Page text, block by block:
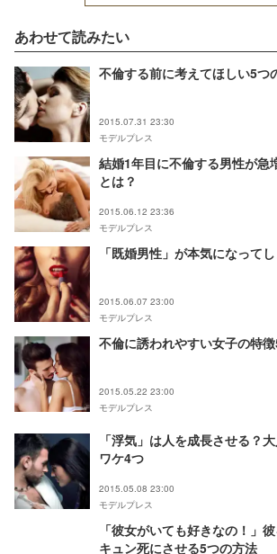
あわせて読みたい
不倫する前に考えてほしい5つ
2015.07.31 23:30
モデルプレス
結婚1年目に不倫する男性が
とは？
2015.06.12 23:36
モデルプレス
「既婚男性」が本気になって
2015.06.07 23:00
モデルプレス
不倫に誘われやすい女子の特
2015.05.22 23:00
モデルプレス
「浮気」は人を成長させる？
ワケ4つ
2015.05.08 23:00
モデルプレス
「彼女がいても好きなの！」
キュン死にさせる5つの方法